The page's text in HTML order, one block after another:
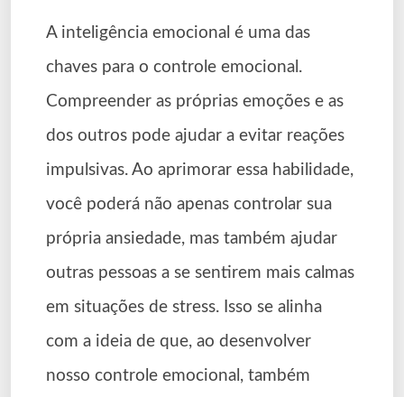
A inteligência emocional é uma das
chaves para o controle emocional.
Compreender as próprias emoções e as
dos outros pode ajudar a evitar reações
impulsivas. Ao aprimorar essa habilidade,
você poderá não apenas controlar sua
própria ansiedade, mas também ajudar
outras pessoas a se sentirem mais calmas
em situações de stress. Isso se alinha
com a ideia de que, ao desenvolver
nosso controle emocional, também